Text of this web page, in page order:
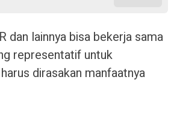
dan lainnya bisa bekerja sama
representatif untuk
dirasakan manfaatnya